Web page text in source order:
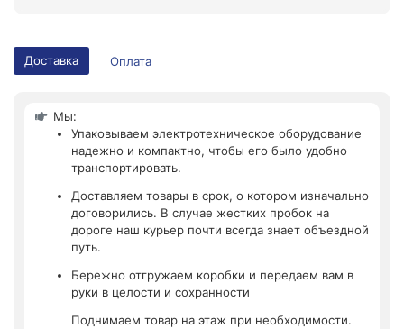
Доставка Оплата
Мы:
Упаковываем электротехническое оборудование
надежно и компактно, чтобы его было удобно
транспортировать.
Доставляем товары в срок, о котором изначально
договорились. В случае жестких пробок на
дороге наш курьер почти всегда знает объездной
путь.
Бережно отгружаем коробки и передаем вам в
руки в целости и сохранности
Поднимаем товар на этаж при необходимости.